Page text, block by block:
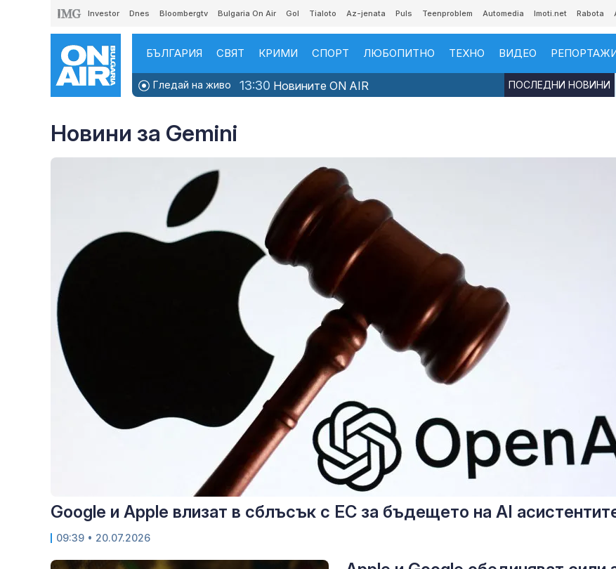
Investor Dnes Bloombergtv Bulgaria On Air Gol Tialoto Az-jenata Puls Teenproblem Automedia Imoti.net Rabota
БЪЛГАРИЯ СВЯТ КРИМИ СПОРТ ЛЮБОПИТНО ТЕХНО ВИДЕО
Гледай на живо 13:30 Новините ON AIR ПОСЛЕДНИ НОВИНИ
Новини за Gemini
Google и Apple влизат в сблъсък с ЕС за бъдещето на AI
09:39 • 20.07.2026